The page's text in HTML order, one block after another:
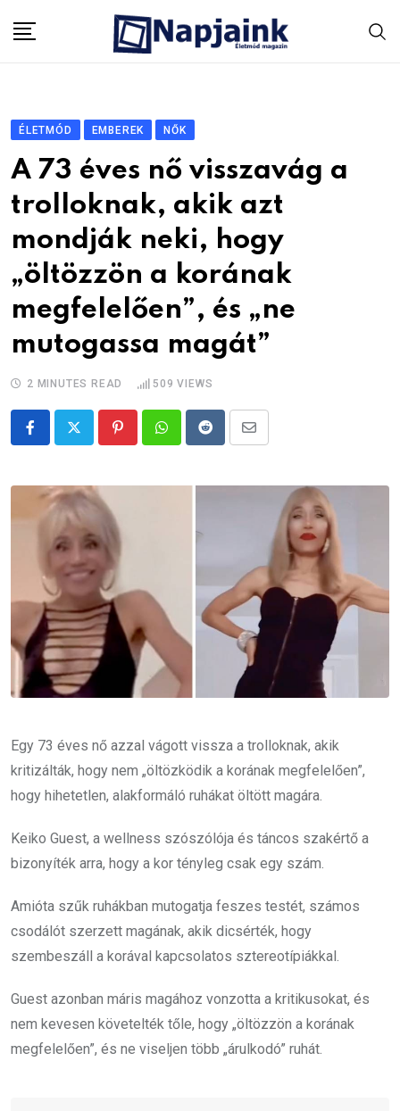
ÉLETMÓD EMBEREK NŐK
A 73 éves nő visszavág a
trolloknak, akik azt
mondják neki, hogy
„öltözzön a korának
megfelelően”, és „ne
mutogassa magát”
2 MINUTES READ 509 VIEWS
PinterestWhatsappRedditShare
Email
Egy 73 éves nő azzal vágott vissza a trolloknak, akik
kritizálták, hogy nem „öltözködik a korának megfelelően”,
hogy hihetetlen, alakformáló ruhákat öltött magára.
Keiko Guest, a wellness szószólója és táncos szakértő a
bizonyíték arra, hogy a kor tényleg csak egy szám.
Amióta szűk ruhákban mutogatja feszes testét, számos
csodálót szerzett magának, akik dicsérték, hogy
szembeszáll a korával kapcsolatos sztereotípiákkal.
Guest azonban máris magához vonzotta a kritikusokat, és
nem kevesen követelték tőle, hogy „öltözzön a korának
megfelelően”, és ne viseljen több „árulkodó” ruhát.